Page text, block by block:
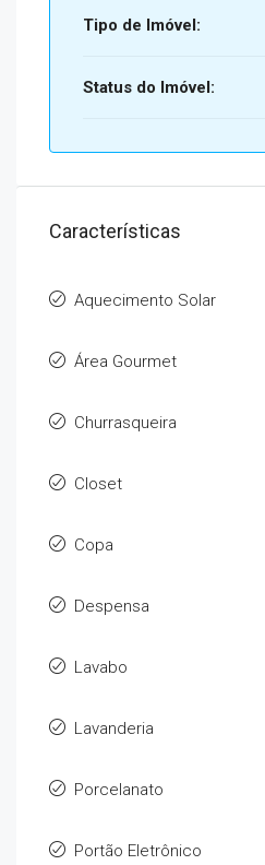
Tipo de Imóvel:
Status do Imóvel:
Características
Aquecimento Solar
Área Gourmet
Churrasqueira
Closet
Copa
Despensa
Lavabo
Lavanderia
Porcelanato
Portão Eletrônico